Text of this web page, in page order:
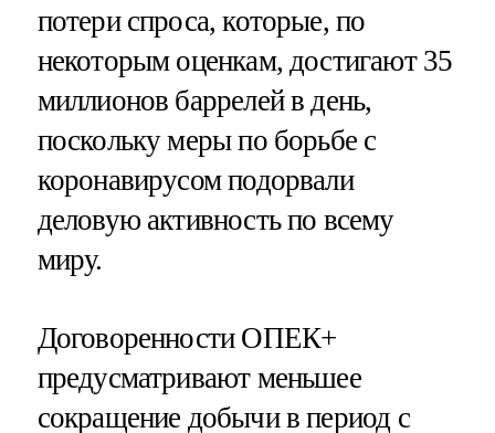
потери спроса, которые, по
некоторым оценкам, достигают 35
миллионов баррелей в день,
поскольку меры по борьбе с
коронавирусом подорвали
деловую активность по всему
миру.
Договоренности ОПЕК+
предусматривают меньшее
сокращение добычи в период с